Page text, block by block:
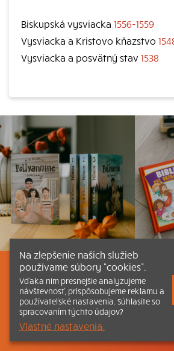
Biskupská vysviacka 1556-1559
Vysviacka a Kristovo kňazstvo
Vysviacka a posvätný stav 1538
Listovať Obsah
Kontakt Tlačená verzia
© 2026 katechizmus.sk |
funguje aj vďaka kresťanskému
Na zlepšenie našich služieb
používame súbory “cookies”.
Vďaka nim presnejšie analyzujeme
návštevnosť, prispôsobujeme reklamu a
používateľské nastavenia. Súhlasíte so
spracovaním týchto údajov?
Vlastné nastavenia.